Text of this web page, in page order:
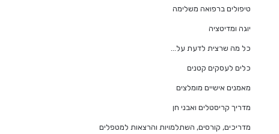
טיפולים ברפואה משלימה
יוגה ומדיטציה
כל מה שרצית לדעת על…
כלים לעסקים קטנים
מאמנים אישיים מומלצים
מדריך קריסטלים ואבני חן
מדריכים, קורסים, השתלמויות והרצאות למטפלים